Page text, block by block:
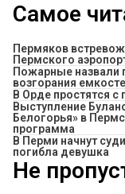
Самое
Пермяков
Пермского
Пожарные назвали
возгорания
В Орде простятся
Выступление
Белогорья» в
программа
​В Перми начнут
погибла девушка
Не